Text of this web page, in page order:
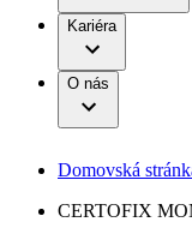
Onemocnění
B. Braun Avitum
Naše kultura
Vaše příležitost​
Média
Kariéra
O nás
Domovská
CERTOFIX